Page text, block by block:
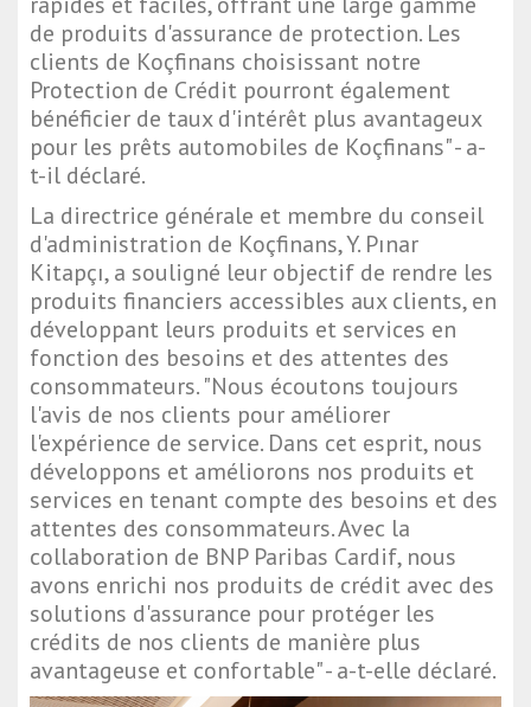
de produits d'assurance de protection. Les
clients de Koçfinans choisissant notre
Protection de Crédit pourront également
bénéficier de taux d'intérêt plus avantageux
pour les prêts automobiles de Koçfinans" - a-
t-il déclaré.
La directrice générale et membre du conseil
d'administration de Koçfinans, Y. Pınar
Kitapçı, a souligné leur objectif de rendre les
produits financiers accessibles aux clients, en
développant leurs produits et services en
fonction des besoins et des attentes des
consommateurs. "Nous écoutons toujours
l'avis de nos clients pour améliorer
l'expérience de service. Dans cet esprit, nous
développons et améliorons nos produits et
services en tenant compte des besoins et des
attentes des consommateurs. Avec la
collaboration de BNP Paribas Cardif, nous
avons enrichi nos produits de crédit avec des
solutions d'assurance pour protéger les
crédits de nos clients de manière plus
avantageuse et confortable" - a-t-elle déclaré.